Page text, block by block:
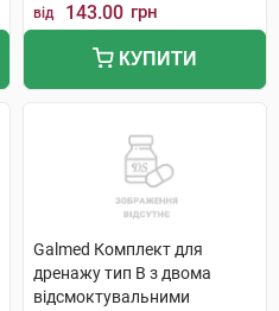
від 143.00 грн
КУПИТИ
Galmed Комплект для
дренажу тип В з двома
відсмоктувальними